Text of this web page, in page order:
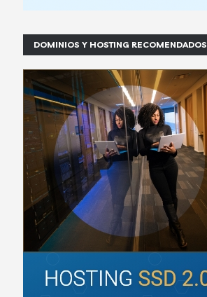
DOMINIOS Y HOSTING RECOMENDADOS